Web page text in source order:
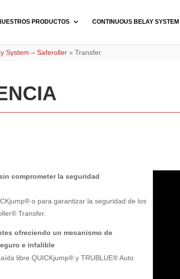
PRODUCTOS CONTINUOUS BELAY SYSTEM
System – Saferoller » Transfer
comprometer la seguridad
o para garantizar la seguridad de los
Transfer.
ofreciendo un mecanismo de
e infalible
libre QUICKjump® y TRUBLUE® Auto